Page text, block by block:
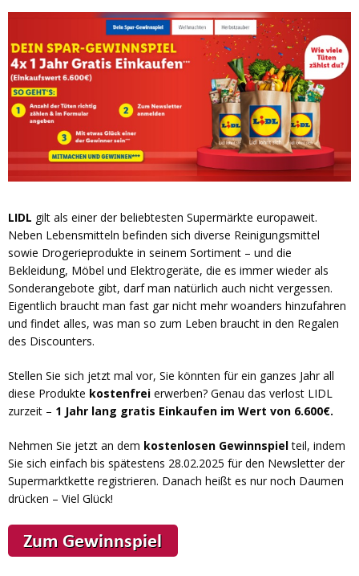
LIDL gilt als einer der beliebtesten Supermärkte europaweit.
Neben Lebensmitteln befinden sich diverse Reinigungsmittel
sowie Drogerieprodukte in seinem Sortiment – und die
Bekleidung, Möbel und Elektrogeräte, die es immer wieder als
Sonderangebote gibt, darf man natürlich auch nicht vergessen.
Eigentlich braucht man fast gar nicht mehr woanders hinzufahren
und findet alles, was man so zum Leben braucht in den Regalen
des Discounters.
Stellen Sie sich jetzt mal vor, Sie könnten für ein ganzes Jahr all
diese Produkte kostenfrei erwerben? Genau das verlost LIDL
zurzeit – 1 Jahr lang gratis Einkaufen im Wert von 6.600€.
Nehmen Sie jetzt an dem kostenlosen Gewinnspielteil, indem
Sie sich einfach bis spätestens 28.02.2025 für den Newsletter der
Supermarktkette registrieren. Danach heißt es nur noch Daumen
drücken – Viel Glück!